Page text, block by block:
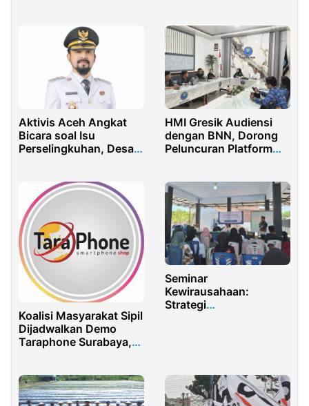
Aktivis Aceh Angkat
Bicara soal Isu
Perselingkuhan, Desak
HMI Gresik Audiensi
dengan BNN, Dorong
Peluncuran Platform
Koalisi Masyarakat Sipil
Dijadwalkan Demo
Taraphone Surabaya,
Sindikat Penipuan
iPhone
Seminar
Kewirausahaan:
Strategi